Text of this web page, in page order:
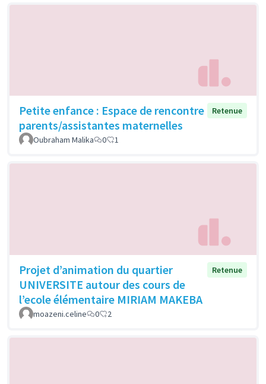
Petite enfance : Espace de rencontre
parents/assistantes maternelles
Retenue
Oubraham Malika 0 1
Projet d’animation du quartier
UNIVERSITE autour des cours de
l’ecole élémentaire MIRIAM MAKEBA
Retenue
moazeni.celine 0 2